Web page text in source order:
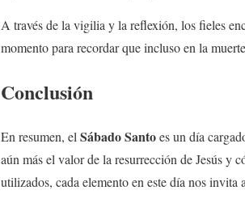
A través de la vigilia y la reflexión, los fieles
momento para recordar que incluso en la
Conclusión
En resumen, elSábado Santoes un día
aún más el valor de la resurrección de Jesús y
utilizados, cada elemento en este día nos